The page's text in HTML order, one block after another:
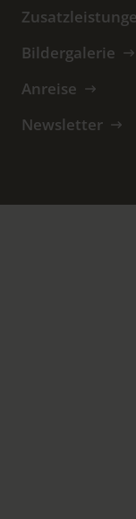
Bildergalerie
Anreise
Newsletter